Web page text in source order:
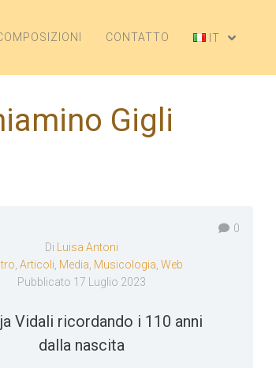
CONTATTO IT
Gigli
0
Di
Luisa Antoni
Articoli Media Musicologia Web
Pubblicato 17 Luglio 2023
Vidali ricordando i 110 anni
dalla nascita